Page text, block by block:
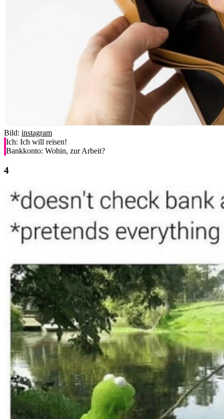
Bild: instagram
Ich: Ich will reisen!
Bankkonto: Wohin, zur Arbeit?